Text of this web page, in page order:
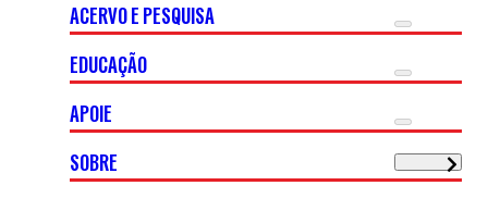
ACERVO E PESQUISA
EDUCAÇÃO
APOIE
SOBRE